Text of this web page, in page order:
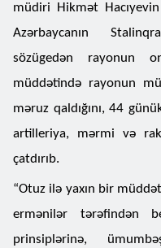
müdiri Hikmət
Azərbaycanın
sözügedən rayonun
müddətində rayonun
məruz qaldığını, 44
artilleriya, mərmi və
çatdırıb.
“Otuz ilə yaxın bir
ermənilər tərəfindən
prinsiplərinə,